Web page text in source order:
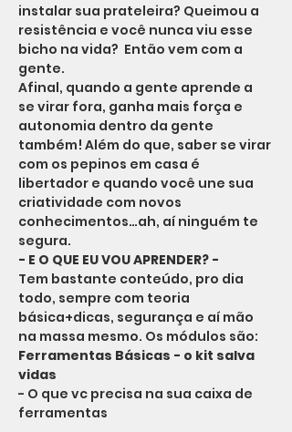
instalar sua prateleira? Queimou a
resistência e você nunca viu esse
bicho na vida?  Então vem com a
gente.
Afinal, quando a gente aprende a
se virar fora, ganha mais força e
autonomia dentro da gente
também! Além do que, saber se virar
com os pepinos em casa é
libertador e quando você une sua
criatividade com novos
conhecimentos…ah, aí ninguém te
segura.
- E O QUE EU VOU APRENDER? -
Tem bastante conteúdo, pro dia
todo, sempre com teoria
básica+dicas, segurança e aí mão
na massa mesmo. Os módulos são:
Ferramentas Básicas - o kit salva
vidas
- O que vc precisa na sua caixa de
ferramentas